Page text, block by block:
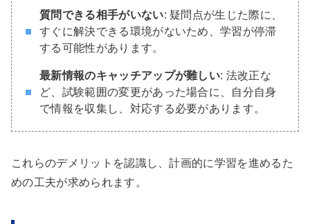
質問できる相手がいない: 疑問点が生じた際に、
すぐに解決できる環境がないため、学習が停滞
する可能性があります。
最新情報のキャッチアップが難しい: 法改正な
ど、試験範囲の変更があった場合に、自分自身
で情報を収集し、対応する必要があります。
これらのデメリットを認識し、計画的に学習を進めるた
めの工夫が求められます。